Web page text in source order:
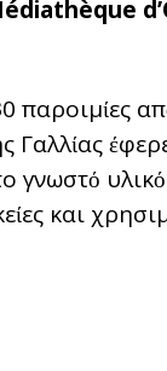
παροιμίες
Γαλλίας
γνωστό
και